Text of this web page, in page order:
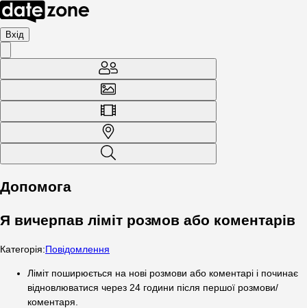
Вхід
Допомога
Я вичерпав ліміт розмов або коментарів
Категорія:Повідомлення
Ліміт поширюється на нові розмови або коментарі і починає
відновлюватися через 24 години після першої розмови/
коментаря.